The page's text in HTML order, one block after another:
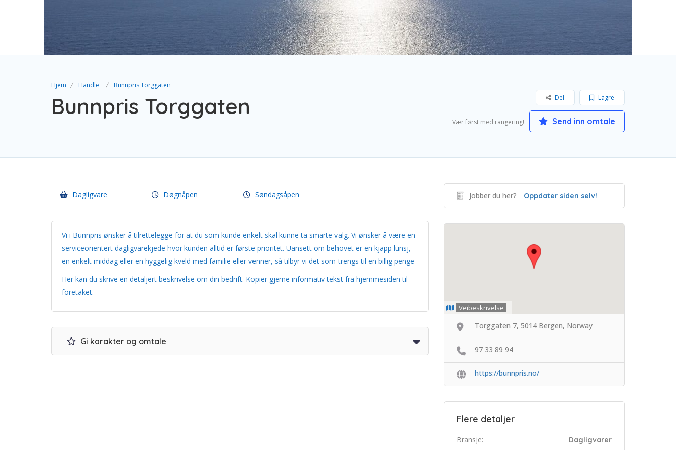
Hjem Handle Bunnpris Torggaten
Bunnpris Torggaten Lagre
Del
Vær først med rangering! Send inn omtale
Dagligvare Døgnåpen Søndagsåpen
Vi i Bunnpris ønsker å tilrettelegge for at du som kunde enkelt skal kunne ta smarte valg. Vi ønsker å være en
serviceorientert dagligvarekjede hvor kunden alltid er første prioritet. Uansett om behovet er en kjapp lunsj,
en enkelt middag eller en hyggelig kveld med familie eller venner, så tilbyr vi det som trengs til en billig penge
Her kan du skrive en detaljert beskrivelse om din bedrift. Kopier gjerne informativ tekst fra hjemmesiden til
foretaket.
Gi karakter og omtale
Jobber du her? Oppdater siden selv!
Veibeskrivelse
Torggaten 7, 5014 Bergen, Norway
97 33 89 94
https://bunnpris.no/
Flere detaljer
Bransje: Dagligvarer